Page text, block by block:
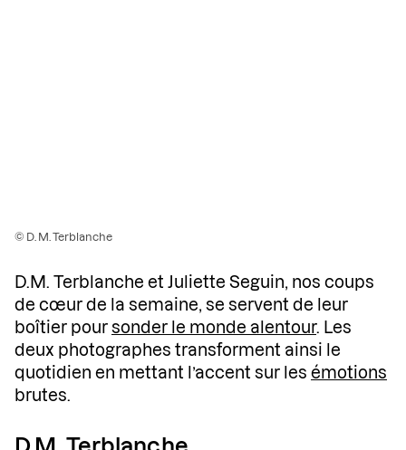
© D. M. Terblanche
D.M. Terblanche et Juliette Seguin, nos coups
de cœur de la semaine, se servent de leur
boîtier pour sonder le monde alentour. Les
deux photographes transforment ainsi le
quotidien en mettant l’accent sur les émotions
brutes.